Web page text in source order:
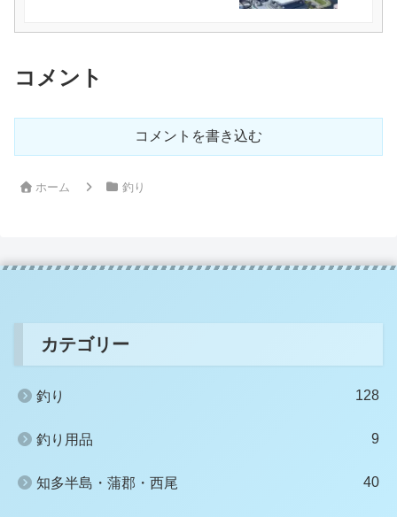
コメント
コメントを書き込む
ホーム 釣り
カテゴリー
釣り 128
釣り用品 9
知多半島・蒲郡・西尾 40